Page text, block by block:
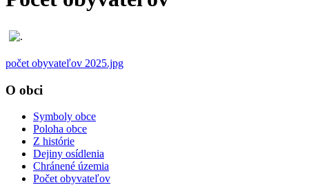
počet obyvateľov 2025.jpg
O obci
Symboly obce
Poloha obce
Z histórie
Dejiny osídlenia
Chránené územia
Počet obyvateľov